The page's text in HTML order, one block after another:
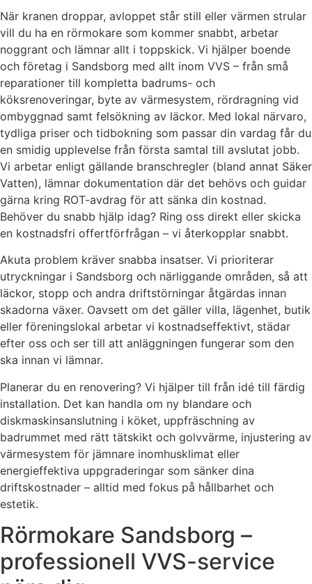
När kranen droppar, avloppet står still eller värmen strular
vill du ha en rörmokare som kommer snabbt, arbetar
noggrant och lämnar allt i toppskick. Vi hjälper boende
och företag i Sandsborg med allt inom VVS – från små
reparationer till kompletta badrums- och
köksrenoveringar, byte av värmesystem, rördragning vid
ombyggnad samt felsökning av läckor. Med lokal närvaro,
tydliga priser och tidbokning som passar din vardag får du
en smidig upplevelse från första samtal till avslutat jobb.
Vi arbetar enligt gällande branschregler (bland annat Säker
Vatten), lämnar dokumentation där det behövs och guidar
gärna kring ROT-avdrag för att sänka din kostnad.
Behöver du snabb hjälp idag? Ring oss direkt eller skicka
en kostnadsfri offertförfrågan – vi återkopplar snabbt.
Akuta problem kräver snabba insatser. Vi prioriterar
utryckningar i Sandsborg och närliggande områden, så att
läckor, stopp och andra driftstörningar åtgärdas innan
skadorna växer. Oavsett om det gäller villa, lägenhet, butik
eller föreningslokal arbetar vi kostnadseffektivt, städar
efter oss och ser till att anläggningen fungerar som den
ska innan vi lämnar.
Planerar du en renovering? Vi hjälper till från idé till färdig
installation. Det kan handla om ny blandare och
diskmaskinsanslutning i köket, uppfräschning av
badrummet med rätt tätskikt och golvvärme, injustering av
värmesystem för jämnare inomhusklimat eller
energieffektiva uppgraderingar som sänker dina
driftskostnader – alltid med fokus på hållbarhet och
estetik.
Rörmokare Sandsborg –
professionell VVS-service